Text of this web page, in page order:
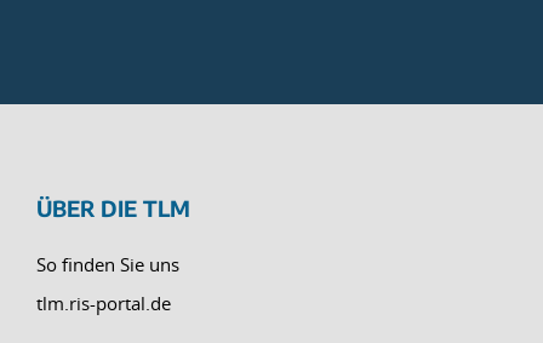
ÜBER DIE TLM
So finden Sie uns
tlm.ris-portal.de